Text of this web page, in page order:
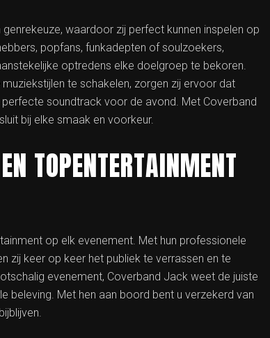
waardoor zij perfect kunnen inspelen op
popfans, funkadepten of soulzoekers,
optredens elke doelgroep te bekoren.
te schakelen, zorgen zij ervoor dat
soundtrack voor de avond. Met Coverband
bij elke smaak en voorkeur.
TOPENTERTAINMENT
op elk evenement. Met hun professionele
zij keer op keer het publiek te verrassen en te
evenement, Coverband Jack weet de juiste
beleving. Met hen aan boord bent u verzekerd van